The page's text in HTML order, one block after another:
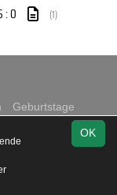
: 0 (1)
Geburtstage
OK